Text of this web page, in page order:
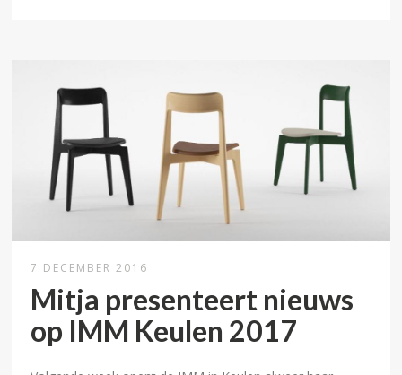
7 DECEMBER 2016
Mitja presenteert nieuws
op IMM Keulen 2017